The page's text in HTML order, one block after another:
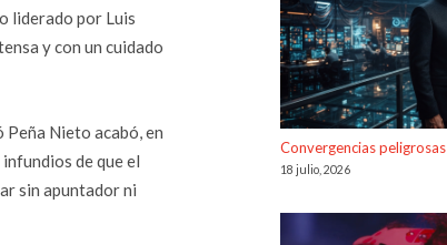
liderado por Luis
y con un cuidado
Nieto acabó, en
de que el
sin apuntador ni
Convergencias peligrosas
18 julio, 2026